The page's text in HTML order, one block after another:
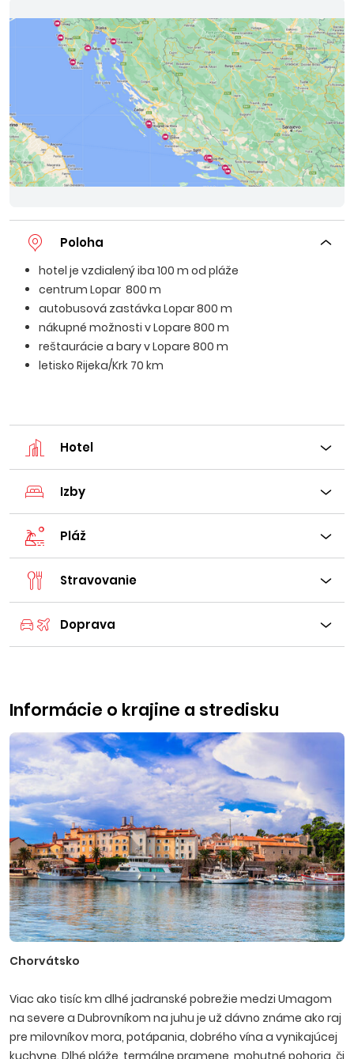
Poloha
hotel je vzdialený iba 100 m od pláže
centrum Lopar 800 m
autobusová zastávka Lopar 800 m
nákupné možnosti v Lopare 800 m
reštaurácie a bary v Lopare 800 m
letisko Rijeka/Krk 70 km
Hotel
Izby
Pláž
Stravovanie
Doprava
Informácie o krajine a stredisku
Chorvátsko
Viac ako tisíc km dlhé jadranské pobrežie medzi Umagom
na severe a Dubrovníkom na juhu je už dávno známe ako raj
pre milovníkov mora, potápania, dobrého vína a vynikajúcej
kuchyne. Dlhé pláže, termálne pramene, mohutné pohoria, či